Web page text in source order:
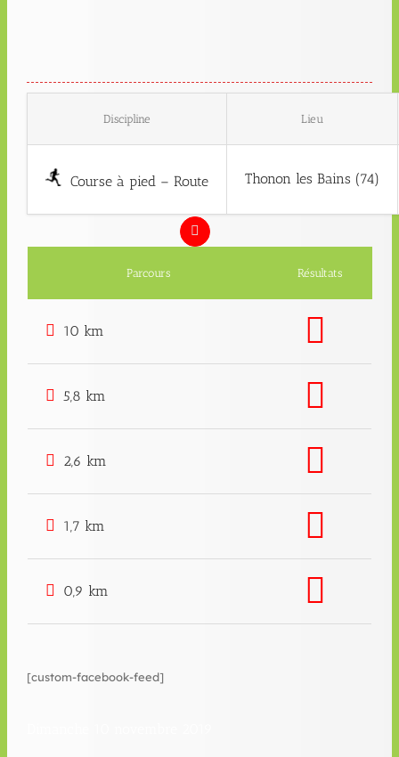
Discipline Lieu
Course à pied – Route Thonon les Bains (74)
Parcours Résultats
10 km
5,8 km
2,6 km
1,7 km
0,9 km
[custom-facebook-feed]